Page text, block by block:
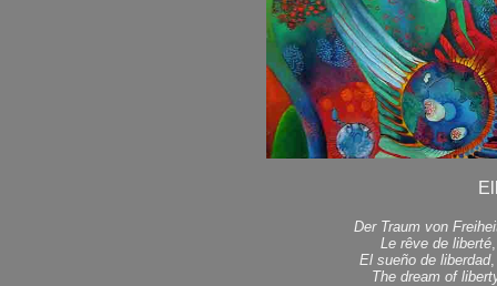
Der Traum von
Le rêve de liberté
El sueño de liberdad,
The dream of